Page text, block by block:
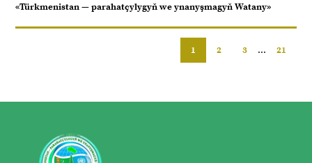
«Türkmenistan — parahatçylygyň we ynanyşmagyň Watany»
1 2 3 ... 21